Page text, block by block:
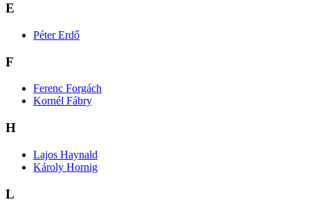
E
Péter Erdő
F
Ferenc Forgách
Kornél Fábry
H
Lajos Haynald
Károly Hornig
L